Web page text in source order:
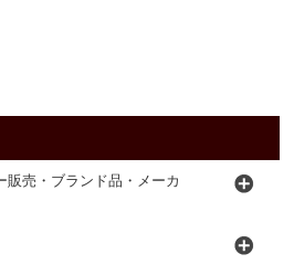
販売・ブランド品・メーカ